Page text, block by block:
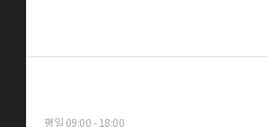
평일 09:00 - 18:00